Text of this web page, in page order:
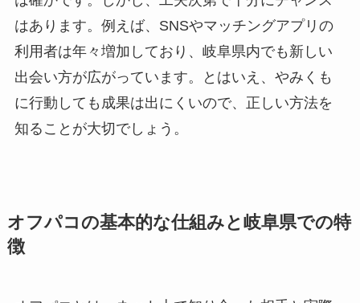
はあります。例えば、SNSやマッチングアプリの
利用者は年々増加しており、岐阜県内でも新しい
出会い方が広がっています。とはいえ、やみくも
に行動しても成果は出にくいので、正しい方法を
知ることが大切でしょう。
オフパコの基本的な仕組みと岐阜県での特
徴